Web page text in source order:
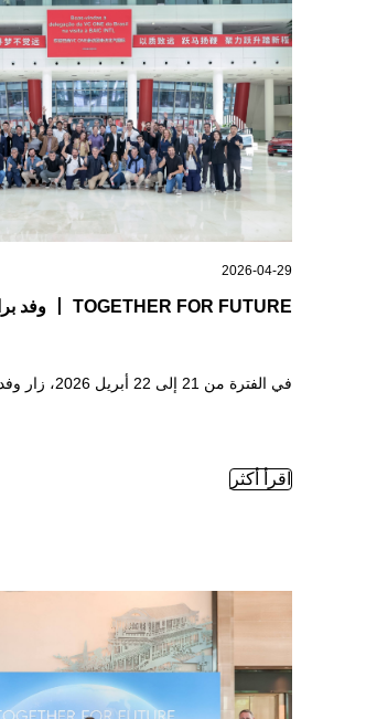
2026-04-29
TOGETHER FOR FUTURE ⼁ وفد برازيلي يزور BAIC INTERNATIONAL لبناء مستقبل تنموي مشترك
في الفترة من 21 إلى 22 أبريل 2026، زار وفد من العملاء البرازيليين BAIC International في رحلة تبادل وزيارة امتدت يومين.
TOGETHER FOR FUTURE ⼁ وفد برازيلي يزور BAIC International لبناء مستقبل تنموي مشترك —
اقرأ أكثر